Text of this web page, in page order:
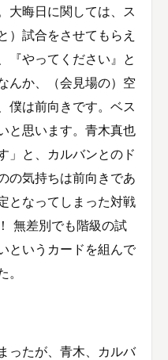
大晦日に関しては、ス
）試合をさせてもらえ
『やってください』と
んか、（会見場の）空
僕は前向きです。ベス
と思います。青木真也
」と、カルバンとのド
の気持ちは前向きであ
となってしまった対戦
無差別でも階級の試
というカードを組んで
ったが、青木、カルバ